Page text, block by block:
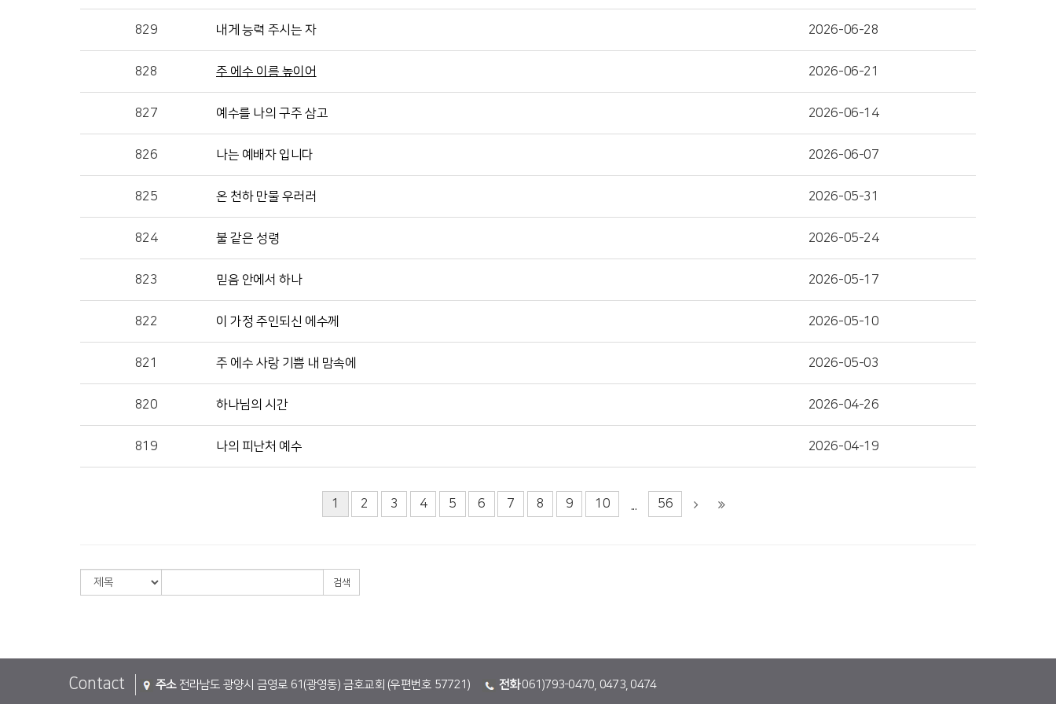
829 내게 능력 주시는 자 2026-06-28
828 주 에수 이름 높이어 2026-06-21
827 예수를 나의 구주 삼고 2026-06-14
826 나는 예배자 입니다 2026-06-07
825 온 천하 만물 우러러 2026-05-31
824 불 같은 성령 2026-05-24
823 믿음 안에서 하나 2026-05-17
822 이 가정 주인되신 에수께 2026-05-10
821 주 에수 사랑 기쁨 내 맘속에 2026-05-03
820 하나님의 시간 2026-04-26
819 나의 피난처 예수 2026-04-19
1 2 3 4 5 6 7 8 9 10 ... 56
검색
Contact 주소전라남도 광양시 금영로 61(광영동) 금호교회 (우편번호 57721) 전화061)793-0470, 0473, 0474